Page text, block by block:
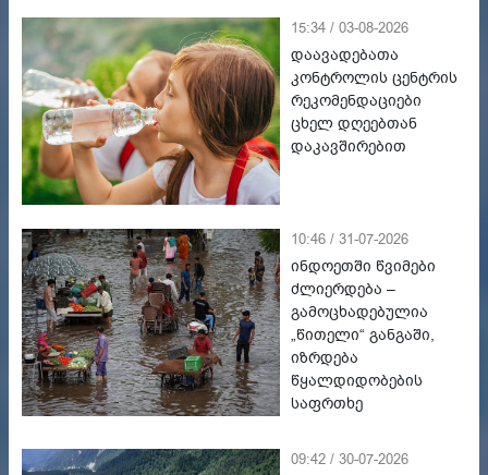
15:34 / 03-08-2026
დაავადებათა
კონტროლის ცენტრის
რეკომენდაციები
ცხელ დღეებთან
დაკავშირებით
10:46 / 31-07-2026
ინდოეთში წვიმები
ძლიერდება –
გამოცხადებულია
„წითელი“ განგაში,
იზრდება
წყალდიდობების
საფრთხე
09:42 / 30-07-2026